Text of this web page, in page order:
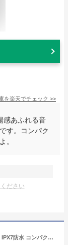
を楽天でチェック >>
感あふれる音
す。コンパク
。
ださい
Anker Soundcore Mini 3 Bluetooth スピーカー IPX7防水 コンパクト イコライザー設定 BassUpテクノロジー PartyCast機能 15時間連続再生 USB-Cポート採用 お風呂 ネイビー